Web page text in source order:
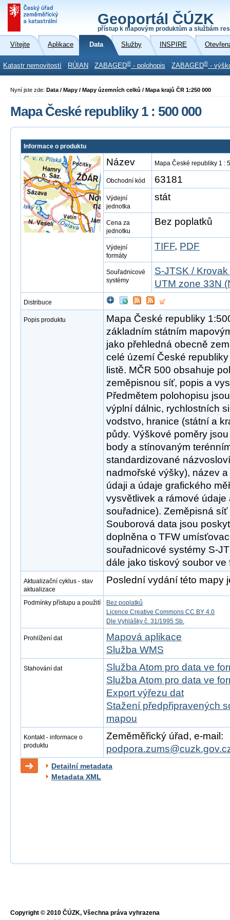
Geoportál ČÚZK
přístup k mapovým produktům a službám
Vítejte Aplikace Data Služby INSPIRE
Katastr nemovitostí RÚIAN ZABAGED® - polohopis ZABAGED® -
Nyní jste zde: Data / Mapy / Mapy územních celků / Mapa krajů ČR 1:250 000
Mapa České republiky 1 : 500 000
Informace o produktu
Název Mapa České republiky 1 :
Obchodní kód 63181
Výdejní
jednotka
stát
Cena za
jednotku
Bez poplatků
Výdejní
formáty
TIFF, PDF
Souřadnicové
systémy
S-JTSK /
UTM zone 33N
Distribuce
Popis produktu
Mapa České republiky
základním státním
jako přehledná obecně
celé území České
listě. MČR 500 obsahuje
zeměpisnou síť, popis a
Předmětem polohopisu
výplní dálnic, rychlostních
vodstvo, hranice (státní a
půdy. Výškové poměry
body a stínovaným
standardizované
nadmořské výšky), název
údaji a údaje grafického
vysvětlivek a rámové údaje
souřadnice). Zeměpisná
Souborová data jsou
doplněna o TFW
souřadnicové systémy S-
dále jako tiskový soubor ve
Aktualizační cyklus - stav
aktualizace
Poslední vydání této mapy
Podmínky přístupu a použití
Bez poplatků
Licence Creative Commons CC BY 4.0
Dle Vyhlášky č. 31/1995 Sb.
Prohlížení dat
Mapová aplikace
Služba WMS
Stahování dat
Služba Atom pro data ve
Služba Atom pro data ve
Export výřezu dat
Stažení předpřipravených
mapou
Kontakt - informace o
produktu
Zeměměřický úřad, e-mail:
Detailní metadata
Metadata XML
Copyright © 2010 ČÚZK, Všechna práva vyhrazena